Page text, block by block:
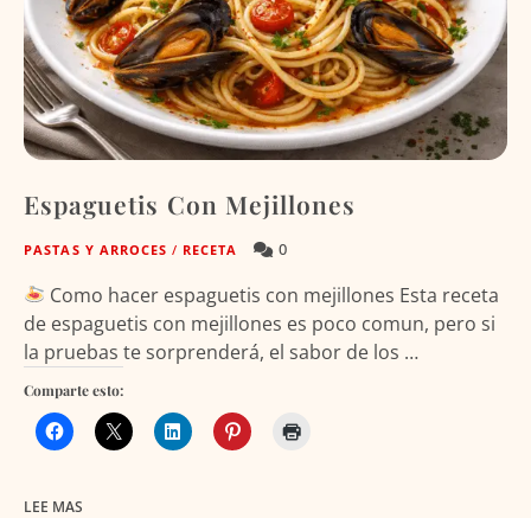
Espaguetis Con Mejillones
PASTAS Y ARROCES / RECETA 0
Como hacer espaguetis con mejillones Esta receta
de espaguetis con mejillones es poco comun, pero si
la pruebas te sorprenderá, el sabor de los …
Comparte esto:
LEE MAS